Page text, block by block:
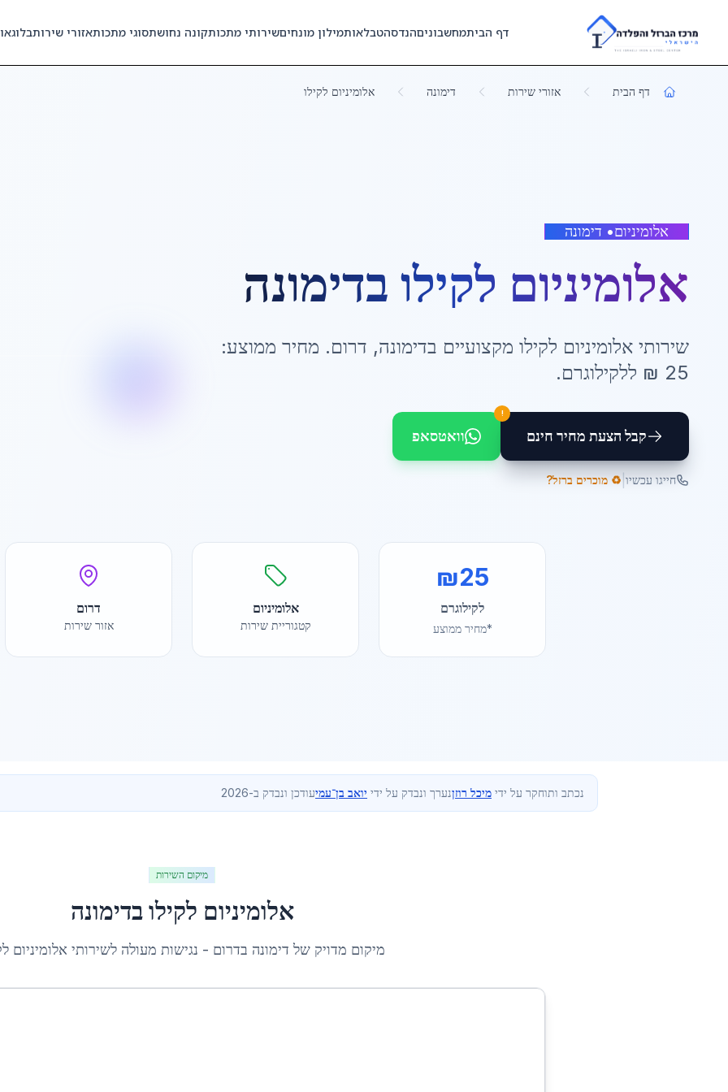
Skip to main content
דף הביתמחשבוניםהנדסהטבלאותמילון מונחיםשירותי מתכותקונה נחושתסוגי מתכותאזורי שירותבלוג
דף הבית אזורי שירות דימונה אלומיניום לקילו
אלומיניום• דימונה
אלומיניום לקילו בדימונה
שירותי אלומיניום לקילו מקצועיים בדימונה, דרום. מחיר ממוצע:
25 ₪ ללקילוגרם.
קבל הצעת מחיר חינם
!
וואטסאפ
חייגו עכשיו ♻️ מוכרים ברזל?
₪25
לקילוגרם
*מחיר ממוצע
אלומיניום
קטגוריית שירות
דרום
אזור שירות
נכתב ותוחקר על ידי מיכל רוזןנערך ונבדק על ידי יואב בן־עמיעודכן ונבדק ב-2026
מיקום השירות
אלומיניום לקילובדימונה
מיקום מדויק של דימונה בדרום - נגישות מעולה לשירותי אלומיניום